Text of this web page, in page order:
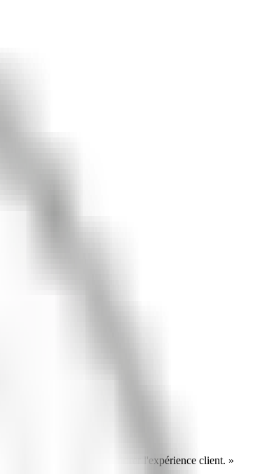
gagner du temps et améliorer l'expérience client. »